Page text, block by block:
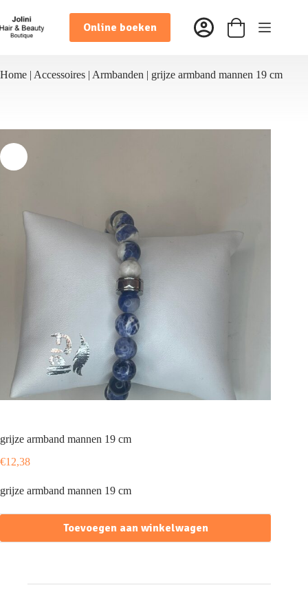
naar
de
inhoud
Online boeken Winkelwagen
Home | Accessoires | Armbanden | grijze armband mannen 19 cm
grijze armband mannen 19 cm
€12,38
grijze armband mannen 19 cm
Toevoegen aan winkelwagen